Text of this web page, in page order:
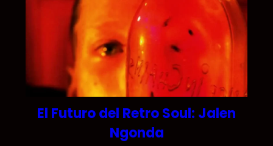
El Futuro del Retro Soul: Jalen
Ngonda